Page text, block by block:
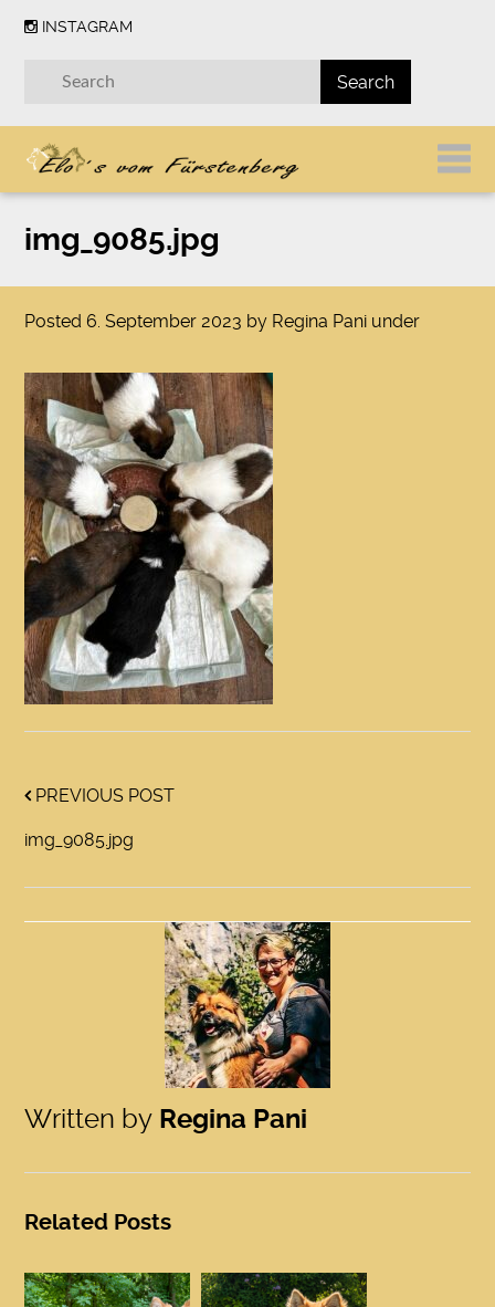
INSTAGRAM
img_9085.jpg
Posted 6. September 2023 by Regina Pani under
PREVIOUS POST
img_9085.jpg
Written by Regina Pani
Related Posts